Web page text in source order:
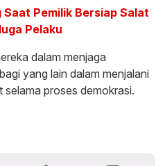
Saat Pemilik Bersiap Salat
Pelaku
dalam menjaga
yang lain dalam menjalani
proses demokrasi.